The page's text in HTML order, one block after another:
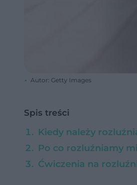
Autor: Getty Images
Spis treści
Kiedy należy
Po co rozluźniamy
Ćwiczenia na